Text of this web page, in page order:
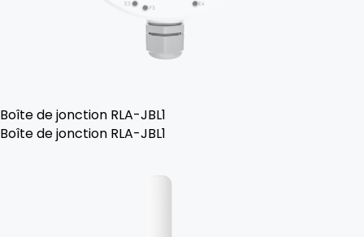
Boîte de jonction RLA-JBL1
Boîte de jonction RLA-JBL1